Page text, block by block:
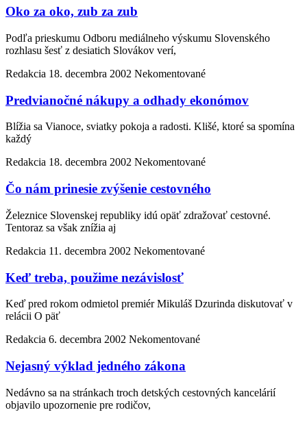
Oko za oko, zub za zub
Podľa prieskumu Odboru mediálneho výskumu Slovenského
rozhlasu šesť z desiatich Slovákov verí,
Redakcia 18. decembra 2002 Nekomentované
Predvianočné nákupy a odhady ekonómov
Blížia sa Vianoce, sviatky pokoja a radosti. Klišé, ktoré sa spomína
každý
Redakcia 18. decembra 2002 Nekomentované
Čo nám prinesie zvýšenie cestovného
Železnice Slovenskej republiky idú opäť zdražovať cestovné.
Tentoraz sa však znížia aj
Redakcia 11. decembra 2002 Nekomentované
Keď treba, použime nezávislosť
Keď pred rokom odmietol premiér Mikuláš Dzurinda diskutovať v
relácii O päť
Redakcia 6. decembra 2002 Nekomentované
Nejasný výklad jedného zákona
Nedávno sa na stránkach troch detských cestovných kancelárií
objavilo upozornenie pre rodičov,